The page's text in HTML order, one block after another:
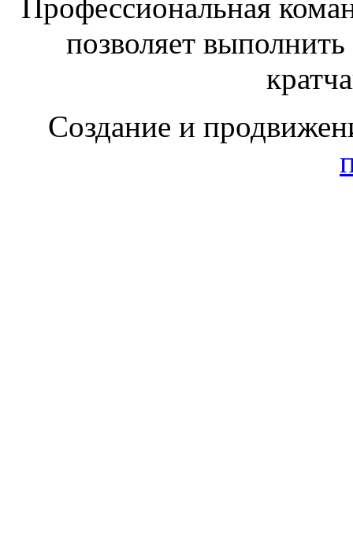
Профессиональная
позволяет
Создание и